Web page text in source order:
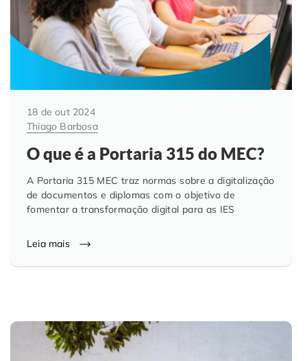
18 de out 2024
Thiago Barbosa
O que é a Portaria 315 do MEC?
A Portaria 315 MEC traz normas sobre a digitalização
de documentos e diplomas com o objetivo de
fomentar a transformação digital para as IES
Leia mais